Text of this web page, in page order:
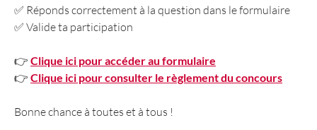
✅ Réponds correctement à la question dans le formulaire
✅ Valide ta participation
👉 Clique ici pour accéder au formulaire
👉 Clique ici pour consulter le règlement du concours
Bonne chance à toutes et à tous !